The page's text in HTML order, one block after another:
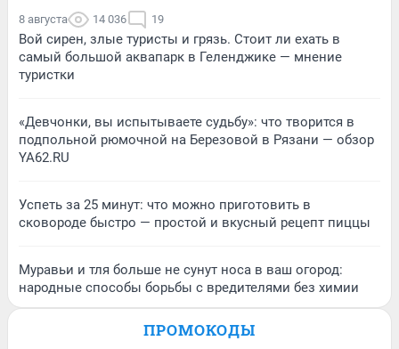
8 августа 14 036 19
Вой сирен, злые туристы и грязь. Стоит ли ехать в
самый большой аквапарк в Геленджике — мнение
туристки
«Девчонки, вы испытываете судьбу»: что творится в
подпольной рюмочной на Березовой в Рязани — обзор
YA62.RU
Успеть за 25 минут: что можно приготовить в
сковороде быстро — простой и вкусный рецепт пиццы
Муравьи и тля больше не сунут носа в ваш огород:
народные способы борьбы с вредителями без химии
ПРОМОКОДЫ